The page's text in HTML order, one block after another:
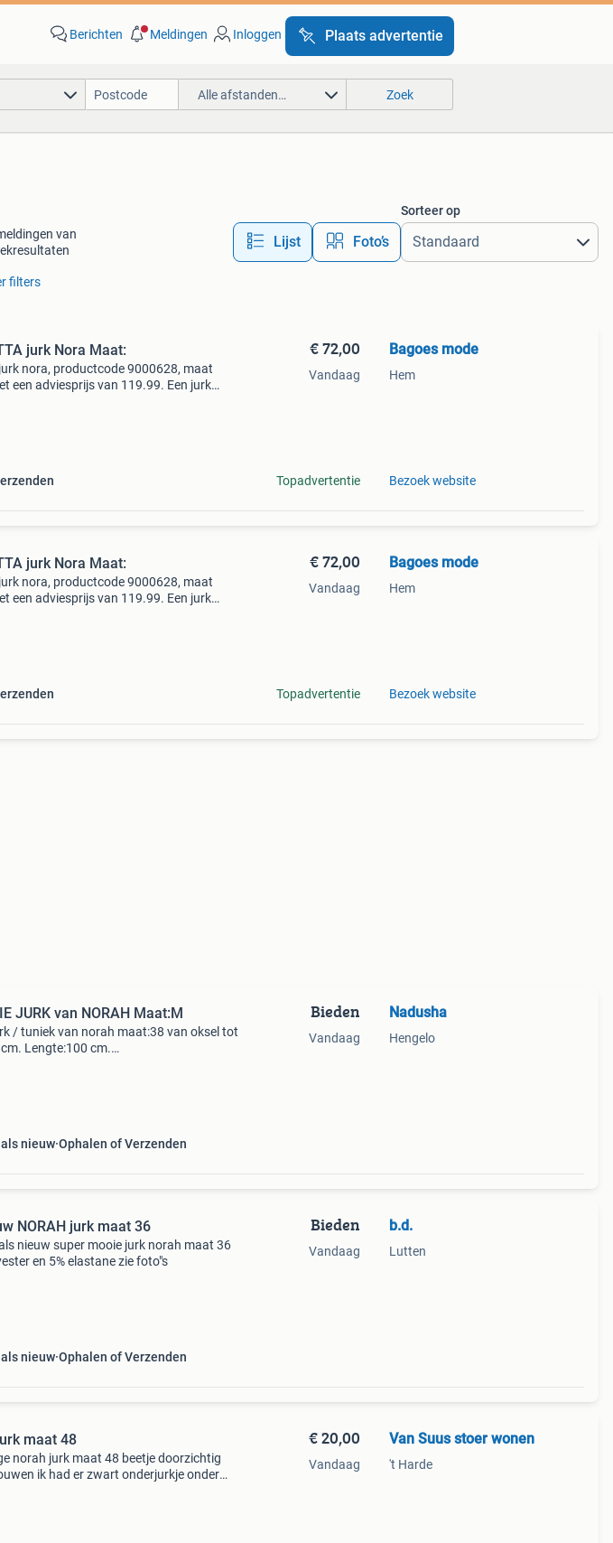
Berichten Meldingen Inloggen Plaats advertentie
Alle afstanden… Zoek
van
Lijst Foto’s
Sorteer op
filters
jurk Nora Maat:
nora, productcode 9000628, maat
een adviesprijs van 119.99. Een jurk
€ 72,00
Vandaag
Topadvertentie
Bagoes mode
Hem
Bezoek website
jurk Nora Maat:
nora, productcode 9000628, maat
een adviesprijs van 119.99. Een jurk
€ 72,00
Vandaag
Topadvertentie
Bagoes mode
Hem
Bezoek website
jk MOOIE JURK van NORAH Maat:M
/ tuniek van norah maat:38 van oksel tot
Lengte:100 cm.
nieuw Ophalen of Verzenden
Bieden
Vandaag
Nadusha
Hengelo
NORAH jurk maat 36
nieuw super mooie jurk norah maat 36
en 5% elastane zie foto"s
nieuw Ophalen of Verzenden
Bieden
Vandaag
b.d.
Lutten
maat 48
norah jurk maat 48 beetje doorzichtig
ik had er zwart onderjurkje onder
€ 20,00
Vandaag
Van Suus stoer wonen
't Harde